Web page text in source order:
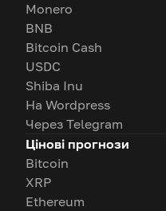
Monero
BNB
Bitcoin Cash
USDC
Shiba Inu
На Wordpress
Через Telegram
Цінові прогнози
Bitcoin
XRP
Ethereum